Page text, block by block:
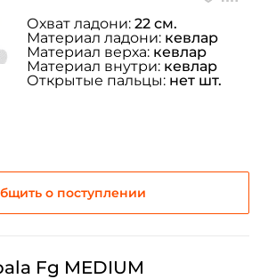
о поступлении
Охват ладони: 22 см.
Материал ладони: кевлар
Материал верха: кевлар
Материал внутри: кевлар
Открытые пальцы: нет шт.
Fg MEDIUM
*
*